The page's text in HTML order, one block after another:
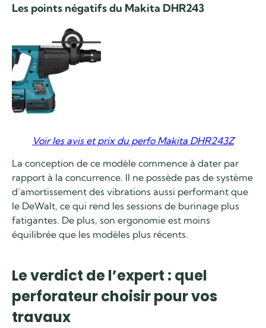
Les points négatifs du Makita DHR243
Voir les avis et prix du perfo Makita DHR243Z
La conception de ce modèle commence à dater par
rapport à la concurrence. Il ne possède pas de système
d’amortissement des vibrations aussi performant que
le DeWalt, ce qui rend les sessions de burinage plus
fatigantes. De plus, son ergonomie est moins
équilibrée que les modèles plus récents.
Le verdict de l’expert : quel
perforateur choisir pour vos
travaux